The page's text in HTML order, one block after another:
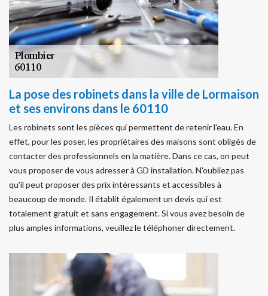
La pose des robinets dans la ville de Lormaison
et ses environs dans le 60110
Les robinets sont les pièces qui permettent de retenir l'eau. En
effet, pour les poser, les propriétaires des maisons sont obligés de
contacter des professionnels en la matière. Dans ce cas, on peut
vous proposer de vous adresser à GD installation. N'oubliez pas
qu'il peut proposer des prix intéressants et accessibles à
beaucoup de monde. Il établit également un devis qui est
totalement gratuit et sans engagement. Si vous avez besoin de
plus amples informations, veuillez le téléphoner directement.